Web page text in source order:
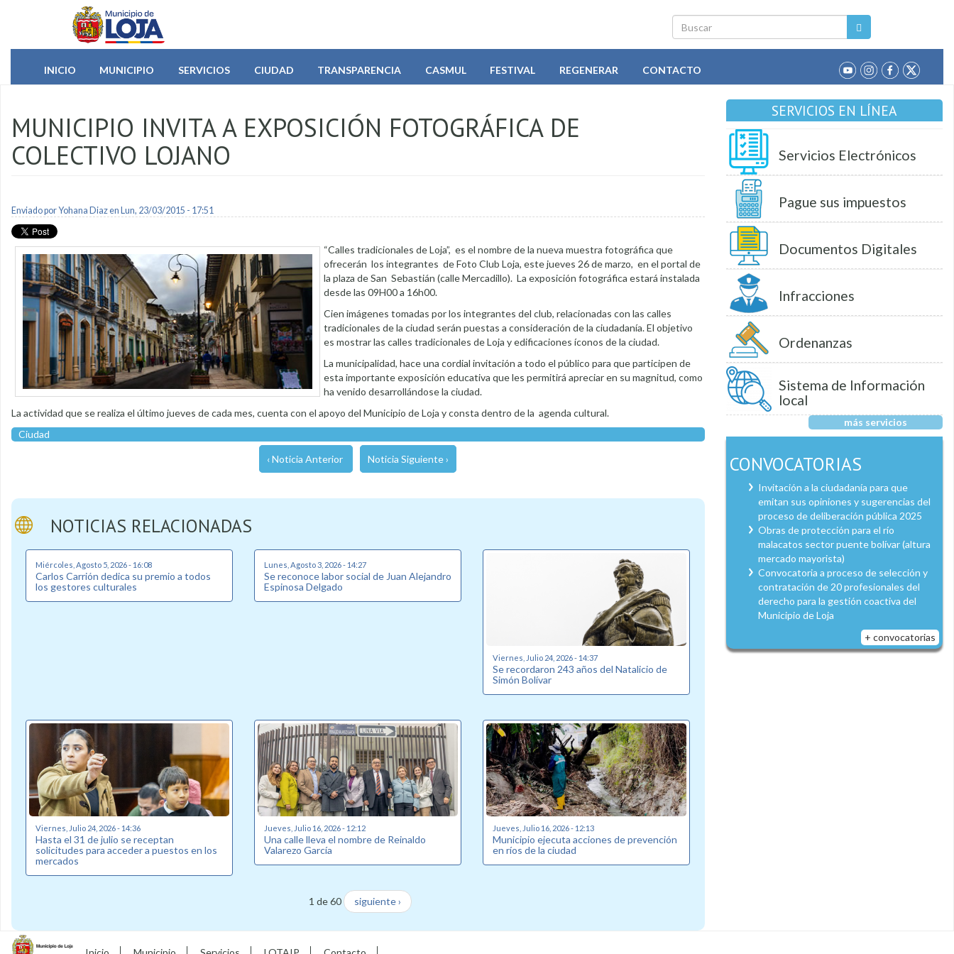
Pasar al contenido principal
Buscar
INICIO
MUNICIPIO SERVICIOS CIUDAD TRANSPARENCIA CASMUL FESTIVAL REGENERAR CONTACTO
MUNICIPIO INVITA A EXPOSICIÓN FOTOGRÁFICA DE
COLECTIVO LOJANO
Enviado porYohana Diazen Lun, 23/03/2015 - 17:51
“Calles tradicionales de Loja”, es el nombre de la nueva muestra fotográfica que
ofrecerán los integrantes de Foto Club Loja, este jueves 26 de marzo, en el portal de
la plaza de San Sebastián (calle Mercadillo). La exposición fotográfica estará instalada
desde las 09H00 a 16h00.
Cien imágenes tomadas por los integrantes del club, relacionadas con las calles
tradicionales de la ciudad serán puestas a consideración de la ciudadanía. El objetivo
es mostrar las calles tradicionales de Loja y edificaciones íconos de la ciudad.
La municipalidad, hace una cordial invitación a todo el público para que participen de
esta importante exposición educativa que les permitirá apreciar en su magnitud, como
ha venido desarrollándose la ciudad.
La actividad que se realiza el último jueves de cada mes, cuenta con el apoyo del Municipio de Loja y consta dentro de la agenda cultural.
Ciudad
‹ Noticia Anterior Noticia Siguiente ›
NOTICIAS RELACIONADAS
Miércoles, Agosto 5, 2026 - 16:08
Carlos Carrión dedica su premio a todos
los gestores culturales
Lunes, Agosto 3, 2026 - 14:27
Se reconoce labor social de Juan Alejandro
Espinosa Delgado
Viernes, Julio 24, 2026 - 14:37
Se recordaron 243 años del Natalicio de
Simón Bolívar
Viernes, Julio 24, 2026 - 14:36
Hasta el 31 de julio se receptan
solicitudes para acceder a puestos en los
mercados
Jueves, Julio 16, 2026 - 12:12
Una calle lleva el nombre de Reinaldo
Valarezo García
Jueves, Julio 16, 2026 - 12:13
Municipio ejecuta acciones de prevención
en ríos de la ciudad
1 de 60 siguiente ›
SERVICIOS EN LÍNEA
Servicios Electrónicos
Pague sus impuestos
Documentos Digitales
Infracciones
Ordenanzas
Sistema de Información
local
más servicios
CONVOCATORIAS
Invitación a la ciudadanía para que
emitan sus opiniones y sugerencias del
proceso de deliberación pública 2025
Obras de protección para el río
malacatos sector puente bolívar (altura
mercado mayorista)
Convocatoria a proceso de selección y
contratación de 20 profesionales del
derecho para la gestión coactiva del
Municipio de Loja
+ convocatorias